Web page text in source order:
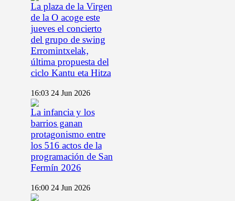
La plaza de la Virgen
de la O acoge este
jueves el concierto
del grupo de swing
Erromintxelak,
última propuesta del
ciclo Kantu eta Hitza
16:03 24 Jun 2026
La infancia y los
barrios ganan
protagonismo entre
los 516 actos de la
programación de San
Fermín 2026
16:00 24 Jun 2026